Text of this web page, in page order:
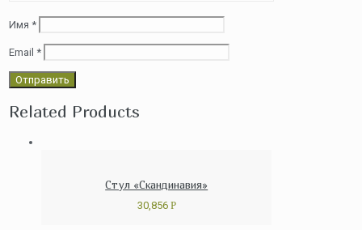
Имя*
Email*
Related Products
Стул «Скандинавия»
30,856 Р